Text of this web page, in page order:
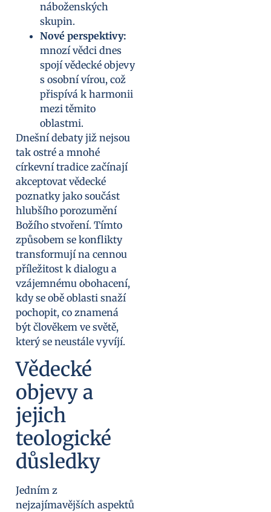
náboženských
skupin.
Nové perspektivy:
mnozí vědci dnes
spojí vědecké objevy
s osobní vírou, což
přispívá k harmonii
mezi těmito
oblastmi.
Dnešní debaty již nejsou
tak ostré a mnohé
církevní tradice začínají
akceptovat vědecké
poznatky jako součást
hlubšího porozumění
Božího stvoření. Tímto
způsobem se konflikty
transformují na cennou
příležitost k dialogu a
vzájemnému obohacení,
kdy se obě oblasti snaží
pochopit, co znamená
být člověkem ve světě,
který se neustále vyvíjí.
Vědecké
objevy a
jejich
teologické
důsledky
Jedním z
nejzajímavějších aspektů